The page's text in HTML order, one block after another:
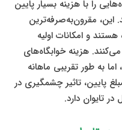
را با هزینه بسیار پایین
این، مقرون‌به‌صرفه‌ترین
اتاق‌ها معمولاً ۲ تا ۴ نفره هستند و امکانات اولیه
هزینه خوابگاه‌های
به طور تقریبی ماهانه
این مبلغ پایین، تاثیر چشمگیری در
تایوان دارد.